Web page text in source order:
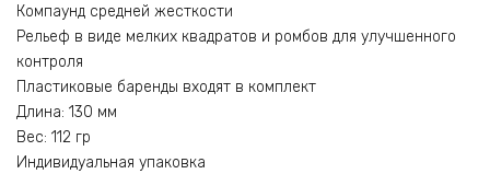
Компаунд средней жесткости
Рельеф в виде мелких квадратов и ромбов для улучшенного
контроля
Пластиковые баренды входят в комплект
Длина: 130 мм
Вес: 112 гр
Индивидуальная упаковка